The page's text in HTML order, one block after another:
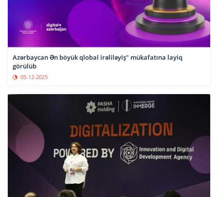
Azərbaycan Ən böyük qlobal irəliləyiş" mükafatına layiq
görülüb
05-12-2025